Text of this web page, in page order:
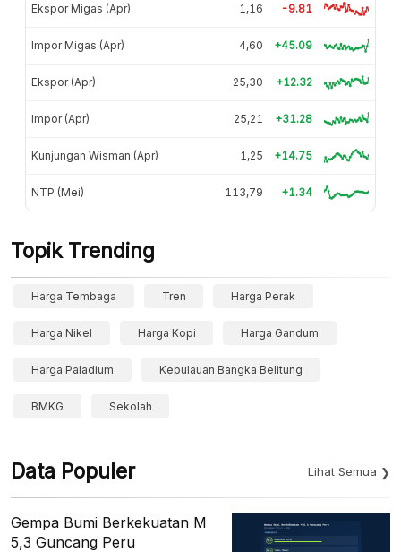
Ekspor Migas (Apr) 1,16 -9.81
Impor Migas (Apr) 4,60 +45.09
Ekspor (Apr) 25,30 +12.32
Impor (Apr) 25,21 +31.28
Kunjungan Wisman (Apr) 1,25 +14.75
NTP (Mei) 113,79 +1.34
Topik Trending
Harga Tembaga Tren Harga Perak
Harga Nikel Harga Kopi Harga Gandum
Harga Paladium Kepulauan Bangka Belitung
BMKG Sekolah
Data Populer Lihat Semua
Gempa Bumi Berkekuatan M
5,3 Guncang Peru